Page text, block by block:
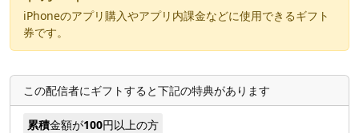
iPhoneのアプリ購入やアプリ内課金などに使用できるギフト
券です。
この配信者にギフトすると下記の特典があります
累積金額が100円以上の方